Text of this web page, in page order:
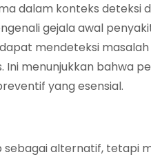
dalam konteks deteksi
gejala awal
mendeteksi
Ini menunjukkan bahwa
yang esensial.
alternatif, tetapi